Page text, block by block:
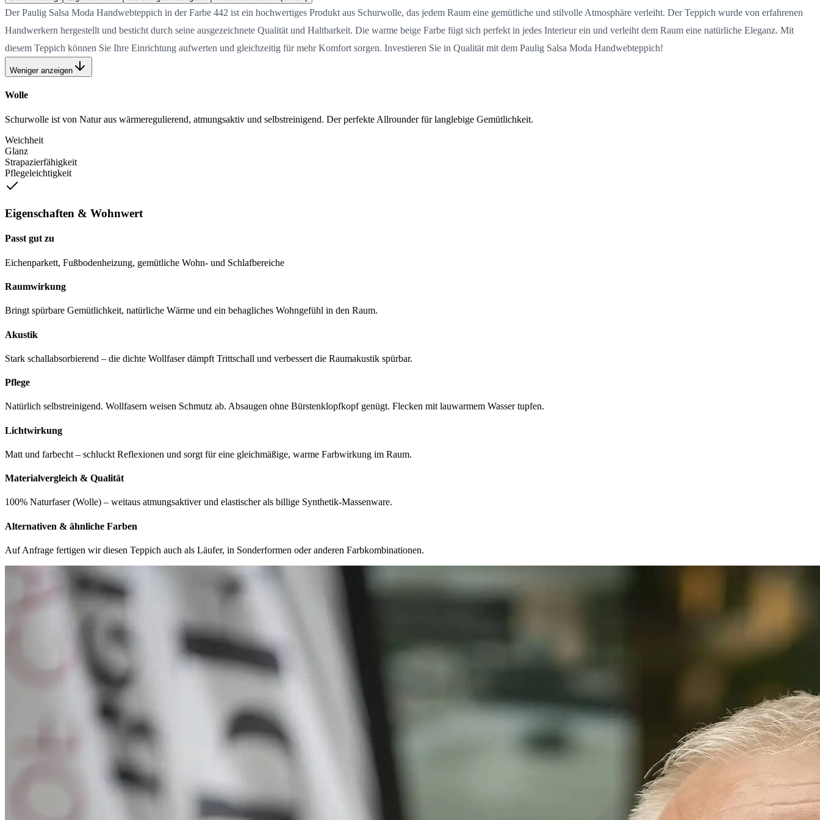
Der Paulig Salsa Moda Handwebteppich in der Farbe 442 ist ein hochwertiges Produkt aus Schurwolle, das jedem Raum eine gemütliche und stilvolle Atmosphäre verleiht. Der Teppich wurde von erfahrenen
Handwerkern hergestellt und besticht durch seine ausgezeichnete Qualität und Haltbarkeit. Die warme beige Farbe fügt sich perfekt in jedes Interieur ein und verleiht dem Raum eine natürliche Eleganz. Mit
diesem Teppich können Sie Ihre Einrichtung aufwerten und gleichzeitig für mehr Komfort sorgen. Investieren Sie in Qualität mit dem Paulig Salsa Moda Handwebteppich!
Weniger anzeigen
Wolle
Schurwolle ist von Natur aus wärmeregulierend, atmungsaktiv und selbstreinigend. Der perfekte Allrounder für langlebige Gemütlichkeit.
Weichheit
Glanz
Strapazierfähigkeit
Pflegeleichtigkeit
Eigenschaften & Wohnwert
Passt gut zu
Eichenparkett, Fußbodenheizung, gemütliche Wohn- und Schlafbereiche
Raumwirkung
Bringt spürbare Gemütlichkeit, natürliche Wärme und ein behagliches Wohngefühl in den Raum.
Akustik
Stark schallabsorbierend – die dichte Wollfaser dämpft Trittschall und verbessert die Raumakustik spürbar.
Pflege
Natürlich selbstreinigend. Wollfasern weisen Schmutz ab. Absaugen ohne Bürstenklopfkopf genügt. Flecken mit lauwarmem Wasser tupfen.
Lichtwirkung
Matt und farbecht – schluckt Reflexionen und sorgt für eine gleichmäßige, warme Farbwirkung im Raum.
Materialvergleich & Qualität
100% Naturfaser (Wolle) – weitaus atmungsaktiver und elastischer als billige Synthetik-Massenware.
Alternativen & ähnliche Farben
Auf Anfrage fertigen wir diesen Teppich auch als Läufer, in Sonderformen oder anderen Farbkombinationen.